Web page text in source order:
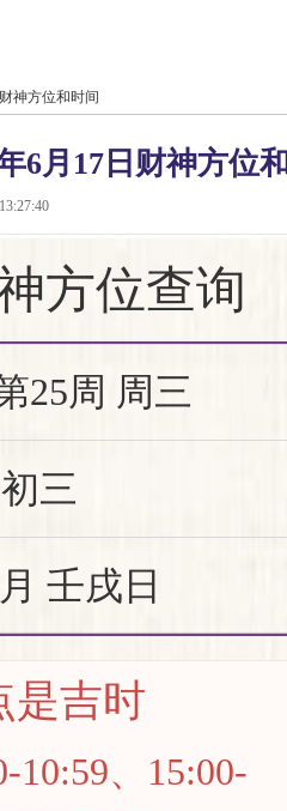
神方位和时间
6月17日财神方位
方位查询
25周 周三
三
壬戌日
是吉时
10:59、15:00-